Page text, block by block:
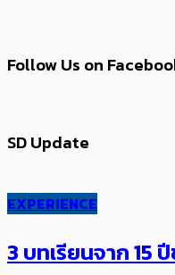
Follow Us on
SD Update
EXPERIENCE
3 บทเรียนจาก 15